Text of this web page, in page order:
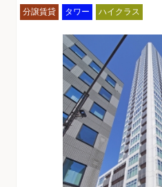
分譲賃貸 タワー ハイクラス